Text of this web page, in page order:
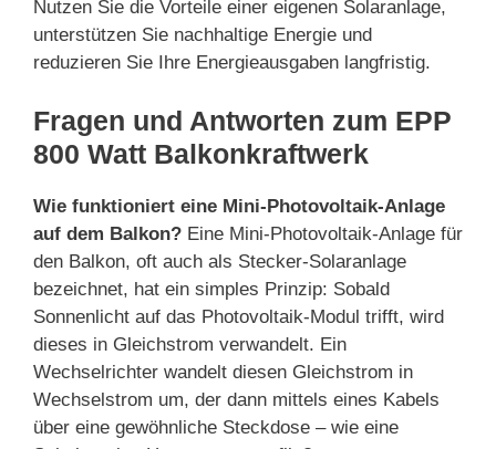
Nutzen Sie die Vorteile einer eigenen Solaranlage,
unterstützen Sie nachhaltige Energie und
reduzieren Sie Ihre Energieausgaben langfristig.
Fragen und Antworten zum EPP
800 Watt Balkonkraftwerk
Wie funktioniert eine Mini-Photovoltaik-Anlage
auf dem Balkon? Eine Mini-Photovoltaik-Anlage für
den Balkon, oft auch als Stecker-Solaranlage
bezeichnet, hat ein simples Prinzip: Sobald
Sonnenlicht auf das Photovoltaik-Modul trifft, wird
dieses in Gleichstrom verwandelt. Ein
Wechselrichter wandelt diesen Gleichstrom in
Wechselstrom um, der dann mittels eines Kabels
über eine gewöhnliche Steckdose – wie eine